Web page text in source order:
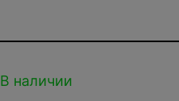
В наличии